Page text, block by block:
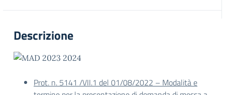
Descrizione
Prot. n. 5141 /VII.1 del 01/08/2022 – Modalità e